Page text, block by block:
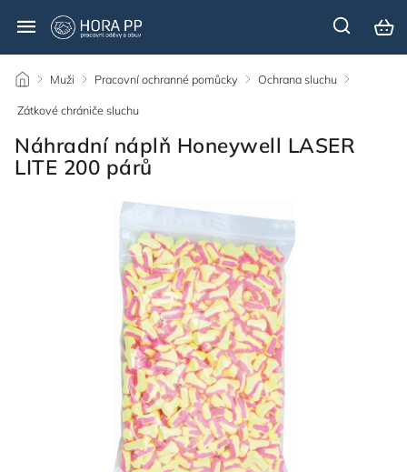
/ Muži / Pracovní ochranné pomůcky / Ochrana sluchu /
Zátkové chrániče sluchu
Náhradní náplň Honeywell LASER
LITE 200 párů